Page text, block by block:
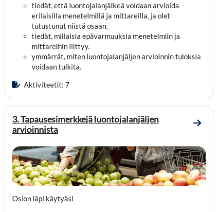
tiedät, että luontojalanjälkeä voidaan arvioida
erilaisilla menetelmillä ja mittareilla, ja olet
tutustunut niistä osaan.
tiedät, millaisia epävarmuuksia menetelmiin ja
mittareihin liittyy.
ymmärrät, miten luontojalanjäljen arvioinnin tuloksia
voidaan tulkita.
Aktiviteetit: 7
3. Tapausesimerkkejä luontojalanjäljen
arvioinnista
Mene
Osion läpi käytyäsi